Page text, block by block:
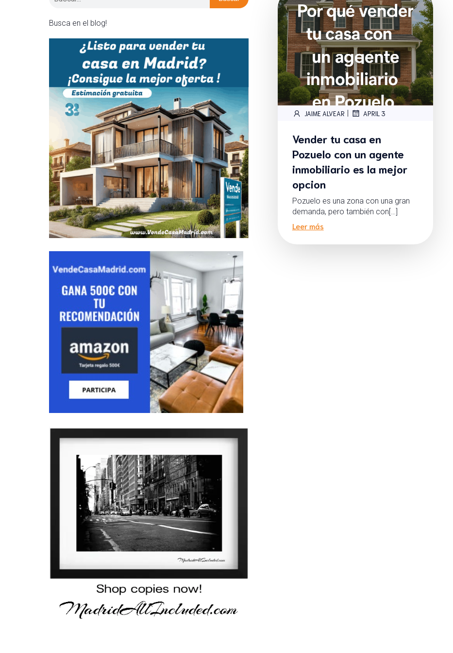
Busca en el blog!
JAIME ALVEAR APRIL 3
Vender tu casa en
Pozuelo con un agente
inmobiliario es la mejor
opcion
Pozuelo es una zona con una gran
demanda, pero también con[…]
Leer más